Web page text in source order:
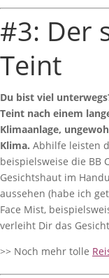
#3: Der
Teint
Du bist viel
Teint nach einem
Klimaanlage,
Klima. Abhilfe leisten
beispielsweise die BB
Gesichtshaut im
aussehen (habe ich
Face Mist,
verleiht Dir das
>> Noch mehr tolle